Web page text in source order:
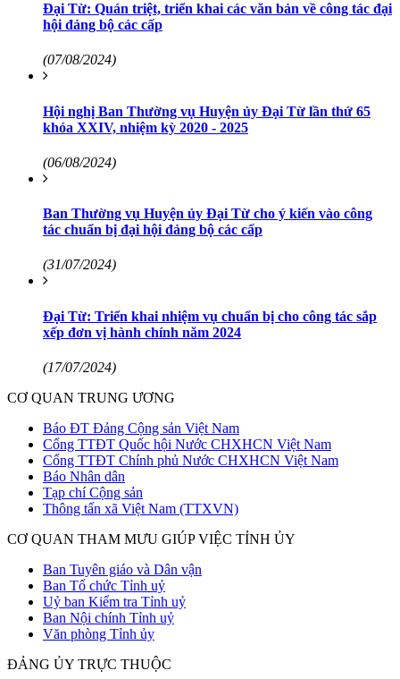
Đại Từ: Quán triệt, triển khai các văn bản về công tác đại
hội đảng bộ các cấp
(07/08/2024)
Hội nghị Ban Thường vụ Huyện ủy Đại Từ lần thứ 65
khóa XXIV, nhiệm kỳ 2020 - 2025
(06/08/2024)
Ban Thường vụ Huyện ủy Đại Từ cho ý kiến vào công
tác chuẩn bị đại hội đảng bộ các cấp
(31/07/2024)
Đại Từ: Triển khai nhiệm vụ chuẩn bị cho công tác sắp
xếp đơn vị hành chính năm 2024
(17/07/2024)
CƠ QUAN TRUNG ƯƠNG
Báo ĐT Đảng Cộng sản Việt Nam
Cổng TTĐT Quốc hội Nước CHXHCN Việt Nam
Cổng TTĐT Chính phủ Nước CHXHCN Việt Nam
Báo Nhân dân
Tạp chí Cộng sản
Thông tấn xã Việt Nam (TTXVN)
CƠ QUAN THAM MƯU GIÚP VIỆC TỈNH ỦY
Ban Tuyên giáo và Dân vận
Ban Tổ chức Tỉnh uỷ
Uỷ ban Kiểm tra Tỉnh uỷ
Ban Nội chính Tỉnh uỷ
Văn phòng Tỉnh ủy
ĐẢNG ỦY TRỰC THUỘC